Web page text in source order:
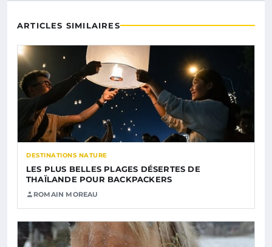
ARTICLES SIMILAIRES
DESTINATIONS NATURE
LES PLUS BELLES PLAGES DÉSERTES DE
THAÏLANDE POUR BACKPACKERS
ROMAIN MOREAU